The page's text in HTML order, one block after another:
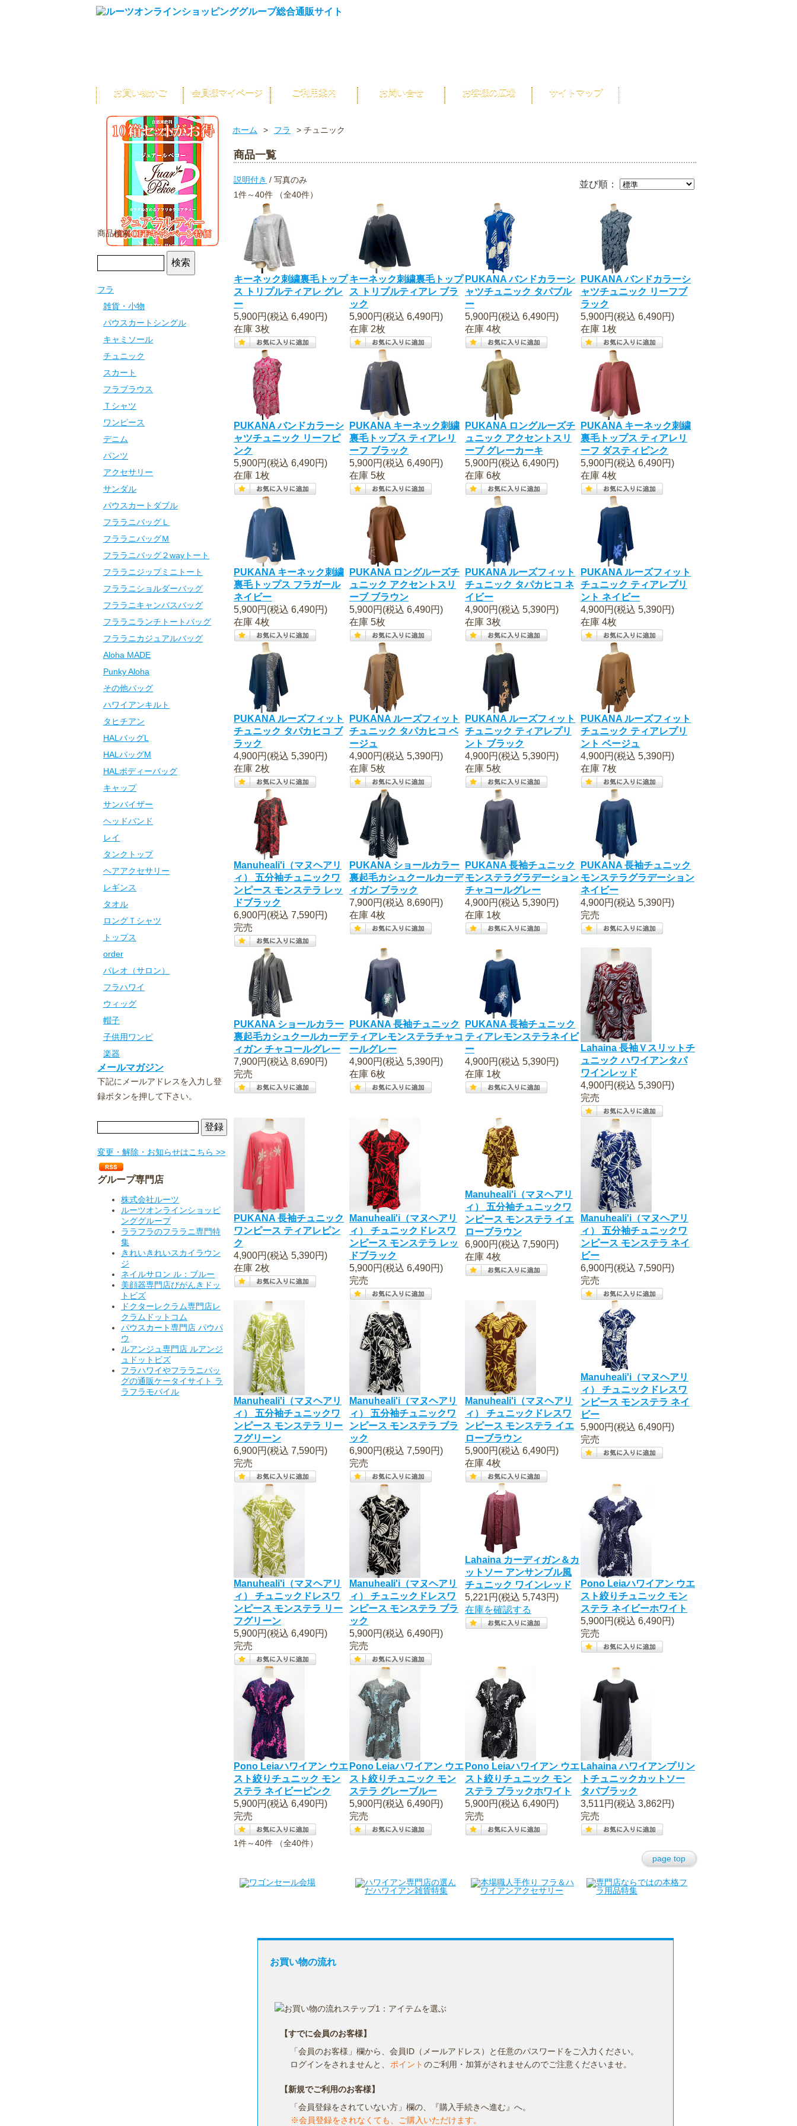
お買い物かご 会員様マイページ ご利用案内 お問い合せ お客様の広場 サイトマップ
商品検索
フラ
雑貨・小物
パウスカートシングル
キャミソール
チュニック
スカート
フラブラウス
Ｔシャツ
ワンピース
デニム
パンツ
アクセサリー
サンダル
パウスカートダブル
フララニバッグＬ
フララニバッグＭ
フララニバッグ２wayトート
フララニジップミニトート
フララニショルダーバッグ
フララニキャンバスバッグ
フララニランチトートバッグ
フララニカジュアルバッグ
Aloha MADE
Punky Aloha
その他バッグ
ハワイアンキルト
タヒチアン
HALバッグL
HALバッグM
HALボディーバッグ
キャップ
サンバイザー
ヘッドバンド
レイ
タンクトップ
ヘアアクセサリー
レギンス
タオル
ロングＴシャツ
トップス
order
パレオ（サロン）
フラハワイ
ウィッグ
帽子
子供用ワンピ
楽器
メールマガジン
下記にメールアドレスを入力し登
録ボタンを押して下さい。
変更・解除・お知らせはこちら >>
グループ専門店
株式会社ルーツ
ルーツオンラインショッピ
ンググループ
ララフラのフララニ専門特
集
きれいきれいスカイラウン
ジ
ネイルサロン ル：ブルー
美顔器専門店びがんきドッ
トビズ
ドクターレクラム専門店レ
クラムドットコム
パウスカート専門店 パウパ
ウ
ルアンジュ専門店 ルアンジ
ュドットビズ
フラハワイやフララニバッ
グの通販ケータイサイト ラ
ラフラモバイル
ホーム > フラ > チュニック
商品一覧
並び順：
説明付き / 写真のみ
1件～40件 （全40件）
キーネック刺繍裏毛トップ
ス トリプルティアレ グレ
ー
5,900円(税込 6,490円)
在庫 3枚
キーネック刺繍裏毛トップ
ス トリプルティアレ ブラ
ック
5,900円(税込 6,490円)
在庫 2枚
PUKANA バンドカラーシ
ャツチュニック タパブル
ー
5,900円(税込 6,490円)
在庫 4枚
PUKANA バンドカラーシ
ャツチュニック リーフブ
ラック
5,900円(税込 6,490円)
在庫 1枚
PUKANA バンドカラーシ
ャツチュニック リーフピ
ンク
5,900円(税込 6,490円)
在庫 1枚
PUKANA キーネック刺繍
裏毛トップス ティアレリ
ーフ ブラック
5,900円(税込 6,490円)
在庫 5枚
PUKANA ロングルーズチ
ュニック アクセントスリ
ーブ グレーカーキ
5,900円(税込 6,490円)
在庫 6枚
PUKANA キーネック刺繍
裏毛トップス ティアレリ
ーフ ダスティピンク
5,900円(税込 6,490円)
在庫 4枚
PUKANA キーネック刺繍
裏毛トップス フラガール
ネイビー
5,900円(税込 6,490円)
在庫 4枚
PUKANA ロングルーズチ
ュニック アクセントスリ
ーブ ブラウン
5,900円(税込 6,490円)
在庫 5枚
PUKANA ルーズフィット
チュニック タパカヒコ ネ
イビー
4,900円(税込 5,390円)
在庫 3枚
PUKANA ルーズフィット
チュニック ティアレプリ
ント ネイビー
4,900円(税込 5,390円)
在庫 4枚
PUKANA ルーズフィット
チュニック タパカヒコ ブ
ラック
4,900円(税込 5,390円)
在庫 2枚
PUKANA ルーズフィット
チュニック タパカヒコ ベ
ージュ
4,900円(税込 5,390円)
在庫 5枚
PUKANA ルーズフィット
チュニック ティアレプリ
ント ブラック
4,900円(税込 5,390円)
在庫 5枚
PUKANA ルーズフィット
チュニック ティアレプリ
ント ベージュ
4,900円(税込 5,390円)
在庫 7枚
Manuheali'i（マヌヘアリ
ィ） 五分袖チュニックワ
ンピース モンステラ レッ
ドブラック
6,900円(税込 7,590円)
完売
PUKANA ショールカラー
裏起毛カシュクールカーデ
ィガン ブラック
7,900円(税込 8,690円)
在庫 4枚
PUKANA 長袖チュニック
モンステラグラデーション
チャコールグレー
4,900円(税込 5,390円)
在庫 1枚
PUKANA 長袖チュニック
モンステラグラデーション
ネイビー
4,900円(税込 5,390円)
完売
PUKANA ショールカラー
裏起毛カシュクールカーデ
ィガン チャコールグレー
7,900円(税込 8,690円)
完売
PUKANA 長袖チュニック
ティアレモンステラチャコ
ールグレー
4,900円(税込 5,390円)
在庫 6枚
PUKANA 長袖チュニック
ティアレモンステラネイビ
ー
4,900円(税込 5,390円)
在庫 1枚
Lahaina 長袖Ｖスリットチ
ュニック ハワイアンタパ
ワインレッド
4,900円(税込 5,390円)
完売
PUKANA 長袖チュニック
ワンピース ティアレピン
ク
4,900円(税込 5,390円)
在庫 2枚
Manuheali'i（マヌヘアリ
ィ） チュニックドレスワ
ンピース モンステラ レッ
ドブラック
5,900円(税込 6,490円)
完売
Manuheali'i（マヌヘアリ
ィ） 五分袖チュニックワ
ンピース モンステラ イエ
ローブラウン
6,900円(税込 7,590円)
在庫 4枚
Manuheali'i（マヌヘアリ
ィ） 五分袖チュニックワ
ンピース モンステラ ネイ
ビー
6,900円(税込 7,590円)
完売
Manuheali'i（マヌヘアリ
ィ） 五分袖チュニックワ
ンピース モンステラ リー
フグリーン
6,900円(税込 7,590円)
完売
Manuheali'i（マヌヘアリ
ィ） 五分袖チュニックワ
ンピース モンステラ ブラ
ック
6,900円(税込 7,590円)
完売
Manuheali'i（マヌヘアリ
ィ） チュニックドレスワ
ンピース モンステラ イエ
ローブラウン
5,900円(税込 6,490円)
在庫 4枚
Manuheali'i（マヌヘアリ
ィ） チュニックドレスワ
ンピース モンステラ ネイ
ビー
5,900円(税込 6,490円)
完売
Manuheali'i（マヌヘアリ
ィ） チュニックドレスワ
ンピース モンステラ リー
フグリーン
5,900円(税込 6,490円)
完売
Manuheali'i（マヌヘアリ
ィ） チュニックドレスワ
ンピース モンステラ ブラ
ック
5,900円(税込 6,490円)
完売
Lahaina カーディガン＆カ
ットソー アンサンブル風
チュニック ワインレッド
5,221円(税込 5,743円)
在庫を確認する
Pono Leiaハワイアン ウエ
スト絞りチュニック モン
ステラ ネイビーホワイト
5,900円(税込 6,490円)
完売
Pono Leiaハワイアン ウエ
スト絞りチュニック モン
ステラ ネイビーピンク
5,900円(税込 6,490円)
完売
Pono Leiaハワイアン ウエ
スト絞りチュニック モン
ステラ グレーブルー
5,900円(税込 6,490円)
完売
Pono Leiaハワイアン ウエ
スト絞りチュニック モン
ステラ ブラックホワイト
5,900円(税込 6,490円)
完売
Lahaina ハワイアンプリン
トチュニックカットソー
タパブラック
3,511円(税込 3,862円)
完売
1件～40件 （全40件）
page top
お買い物の流れ
【すでに会員のお客様】
「会員のお客様」欄から、会員ID（メールアドレス）と任意のパスワードをご入力ください。
ログインをされませんと、 ポイント のご利用・加算がされませんのでご注意くださいませ。
【新規でご利用のお客様】
「会員登録をされていない方」欄の、『購入手続きへ進む』へ。
※会員登録をされなくても、ご購入いただけます。